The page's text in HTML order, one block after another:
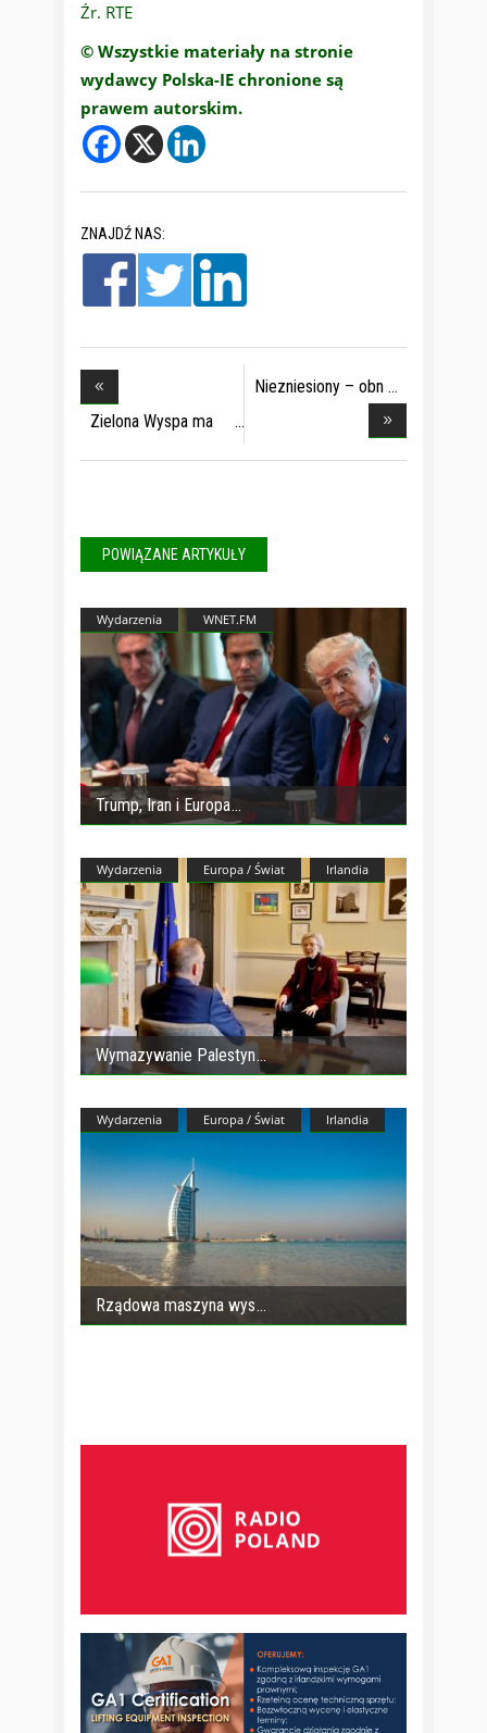
Źr. RTE
© Wszystkie materiały na stronie
wydawcy Polska-IE chronione są
prawem autorskim.
ZNAJDŹ NAS:
Zielona Wyspa ma
Niezniesiony – obn
POWIĄZANE ARTYKUŁY
Wydarzenia WNET.FM
Trump, Iran i Europa
Wydarzenia Europa / Świat Irlandia
Wymazywanie Palestyn
Wydarzenia Europa / Świat Irlandia
Rządowa maszyna wys